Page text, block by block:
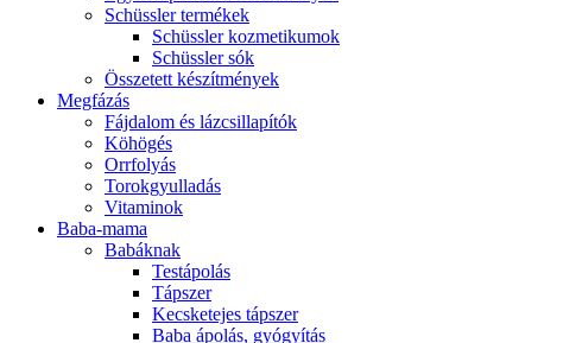
Schüssler termékek
Schüssler kozmetikumok
Schüssler sók
Összetett készítmények
Megfázás
Fájdalom és lázcsillapítók
Köhögés
Orrfolyás
Torokgyulladás
Vitaminok
Baba-mama
Babáknak
Testápolás
Tápszer
Kecsketejes tápszer
Baba ápolás, gyógyítás